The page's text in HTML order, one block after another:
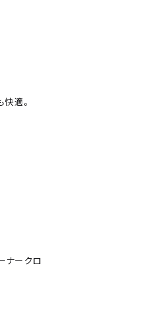
適。
ナークロ